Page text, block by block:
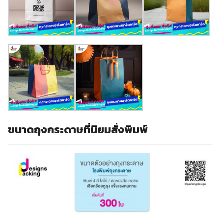
ขนาดถุงกระดาษที่นิยมสั่งพิมพ์